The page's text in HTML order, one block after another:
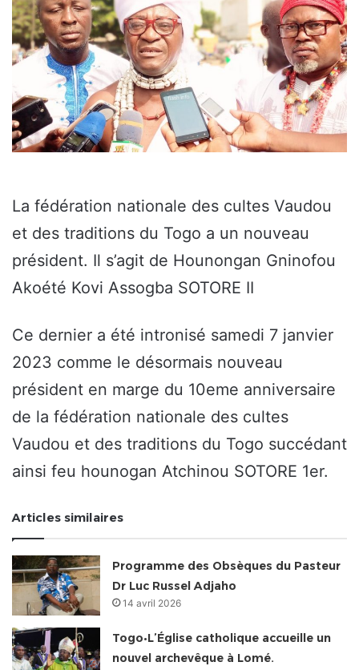
La fédération nationale des cultes Vaudou
et des traditions du Togo a un nouveau
président. Il s’agit de Hounongan Gninofou
Akoété Kovi Assogba SOTORE II
Ce dernier a été intronisé samedi 7 janvier
2023 comme le désormais nouveau
président en marge du 10eme anniversaire
de la fédération nationale des cultes
Vaudou et des traditions du Togo succédant
ainsi feu hounogan Atchinou SOTORE 1er.
Articles similaires
Programme des Obsèques du Pasteur
Dr Luc Russel Adjaho
14 avril 2026
Togo•L’Église catholique accueille un
nouvel archevêque à Lomé.